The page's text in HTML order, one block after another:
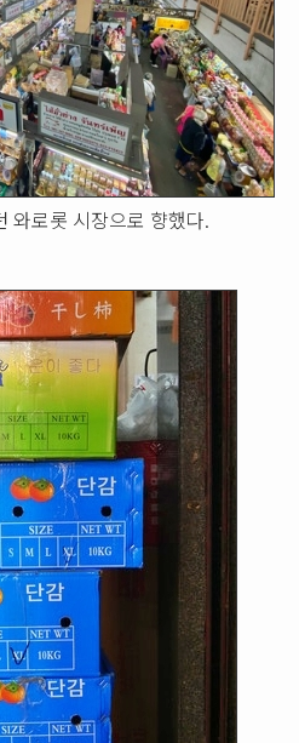
와로롯 시장으로 향했다.